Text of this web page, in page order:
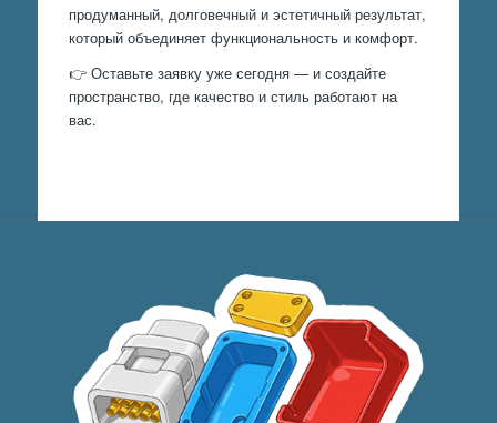
продуманный, долговечный и эстетичный результат,
который объединяет функциональность и комфорт.
👉 Оставьте заявку уже сегодня — и создайте
пространство, где качество и стиль работают на
вас.